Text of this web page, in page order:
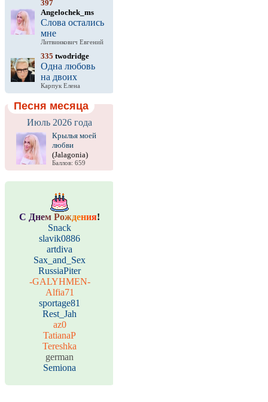
397
Angelochek_ms
Слова остались
мне
Литвинкович Евгений
335 twodridge
Одна любовь
на двоих
Карпук Елена
Песня месяца
Июль 2026 года
Крылья моей
любви
(Jalagonia)
Баллов: 659
С Днем Рождения!
Snack
slavik0886
artdiva
Sax_and_Sex
RussiaPiter
-GALYHMEN-
Alfia71
sportage81
Rest_Jah
az0
TatianaP
Tereshka
german
Semiona